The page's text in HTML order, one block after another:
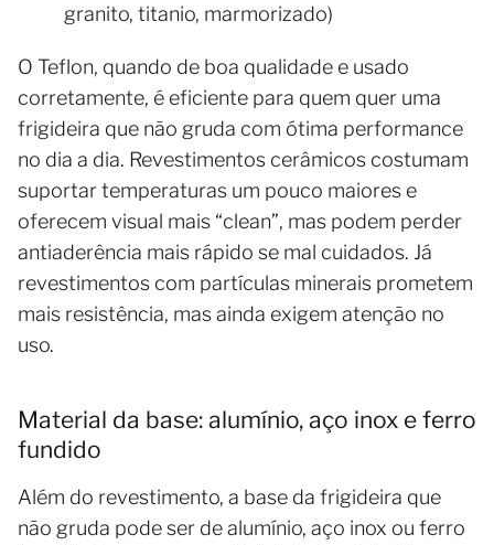
granito, titanio, marmorizado)
O Teflon, quando de boa qualidade e usado
corretamente, é eficiente para quem quer uma
frigideira que não gruda com ótima performance
no dia a dia. Revestimentos cerâmicos costumam
suportar temperaturas um pouco maiores e
oferecem visual mais “clean”, mas podem perder
antiaderência mais rápido se mal cuidados. Já
revestimentos com partículas minerais prometem
mais resistência, mas ainda exigem atenção no
uso.
Material da base: alumínio, aço inox e ferro
fundido
Além do revestimento, a base da frigideira que
não gruda pode ser de alumínio, aço inox ou ferro